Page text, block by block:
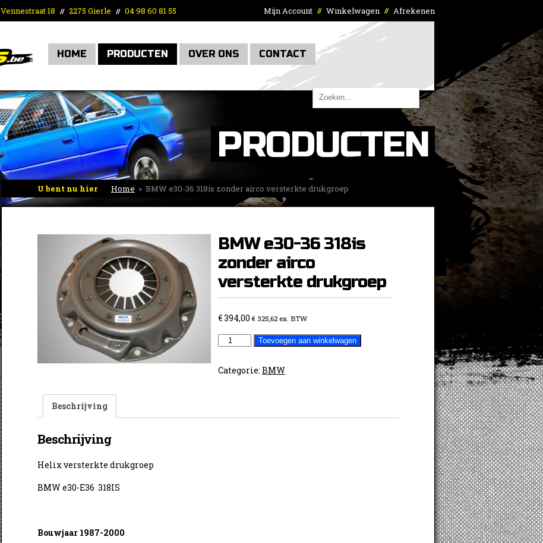
Vennestraat 18 // 2275 Gierle // 04 98 60 81 55 Mijn Account // Winkelwagen // Afrekenen
HOME PRODUCTEN OVER ONS CONTACT
PRODUCTEN
U bent nu hier Home » BMW e30-36 318is zonder airco versterkte drukgroep
BMW e30-36 318is
zonder airco
versterkte drukgroep
€394,00 € 325,62ex. BTW
BMW
36
Toevoegen aan winkelwagen
Categorie: BMW
Beschrijving
Beschrijving
Helix versterkte drukgroep
BMW e30-E36 318IS
Bouwjaar 1987-2000